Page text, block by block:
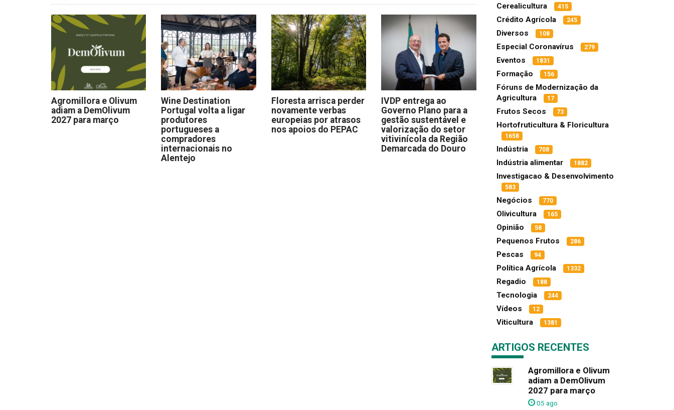
Agromillora e Olivum
adiam a DemOlivum
2027 para março
Wine Destination
Portugal volta a ligar
produtores
portugueses a
compradores
internacionais no
Alentejo
Floresta arrisca perder
novamente verbas
europeias por atrasos
nos apoios do PEPAC
IVDP entrega ao
Governo Plano para a
gestão sustentável e
valorização do setor
vitivinícola da Região
Demarcada do Douro
Cerealicultura 415
Crédito Agrícola 245
Diversos 108
Especial Coronavírus 279
Eventos 1831
Formação 156
Fóruns de Modernização da
Agricultura
17
Frutos Secos 73
Hortofruticultura & Floricultura
1658
Indústria 708
Indústria alimentar 1882
Investigacao & Desenvolvimento
583
Negócios 770
Olivicultura 165
Opinião 58
Pequenos Frutos 286
Pescas 94
Política Agrícola 1332
Regadio 188
Tecnologia 244
Vídeos 12
Viticultura 1381
ARTIGOS RECENTES
Agromillora e Olivum
adiam a DemOlivum
2027 para março
05 ago